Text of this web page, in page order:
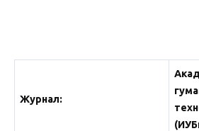
Журнал: